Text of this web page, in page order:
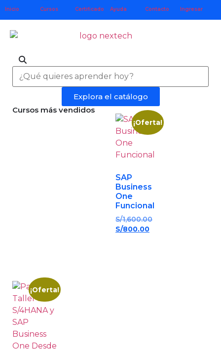
Inicio Cursos Certificado Ayuda Contacto Ingresar
Explora el catálogo
Cursos más vendidos
¡Oferta!
SAP
Business
One
Funcional
S/1,600.00
S/800.00
¡Oferta!